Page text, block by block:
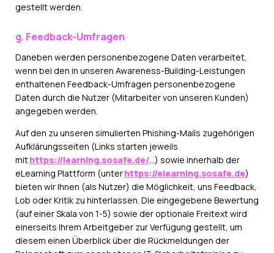
gestellt werden.
g. Feedback-Umfragen
Daneben werden personenbezogene Daten verarbeitet,
wenn bei den in unseren Awareness-Building-Leistungen
enthaltenen Feedback-Umfragen personenbezogene
Daten durch die Nutzer (Mitarbeiter von unseren Kunden)
angegeben werden.
Auf den zu unseren simulierten Phishing-Mails zugehörigen
Aufklärungsseiten (Links starten jeweils
mithttps://learning.sosafe.de/…) sowie innerhalb der
eLearning Plattform (unterhttps://elearning.sosafe.de)
bieten wir Ihnen (als Nutzer) die Möglichkeit, uns Feedback,
Lob oder Kritik zu hinterlassen. Die eingegebene Bewertung
(auf einer Skala von 1-5) sowie der optionale Freitext wird
einerseits Ihrem Arbeitgeber zur Verfügung gestellt, um
diesem einen Überblick über die Rückmeldungen der